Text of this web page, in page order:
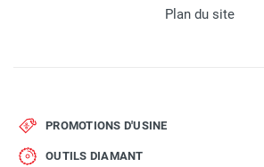
Plan du site
PROMOTIONS D'USINE
OUTILS DIAMANT